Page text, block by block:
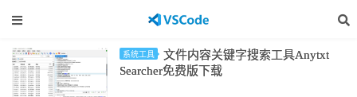
系统工具
文件内容关键字搜索工具Anytxt
Searcher免费版下载